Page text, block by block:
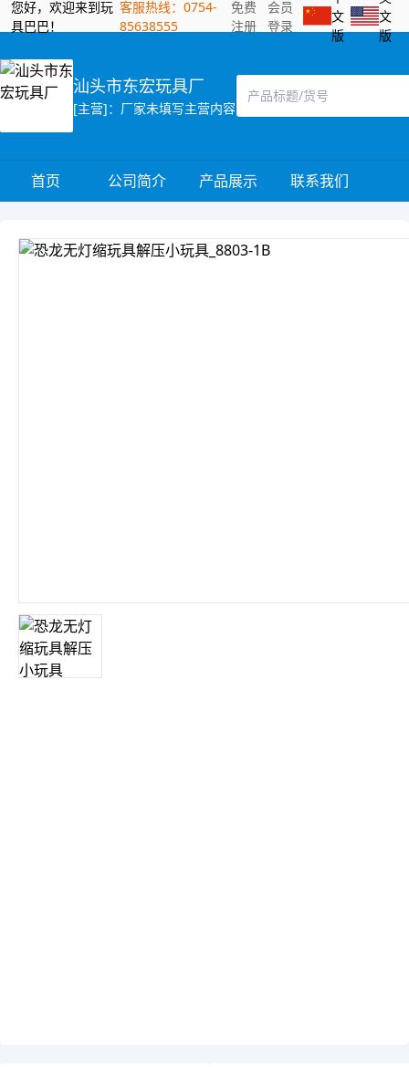
您好，欢迎来到玩
具巴巴！
客服热线：0754-
85638555
免费
注册
会员
登录
文
版
文
版
汕头市东宏玩具厂
[主营]：厂家未填写主营内容
首页 公司简介 产品展示 联系我们